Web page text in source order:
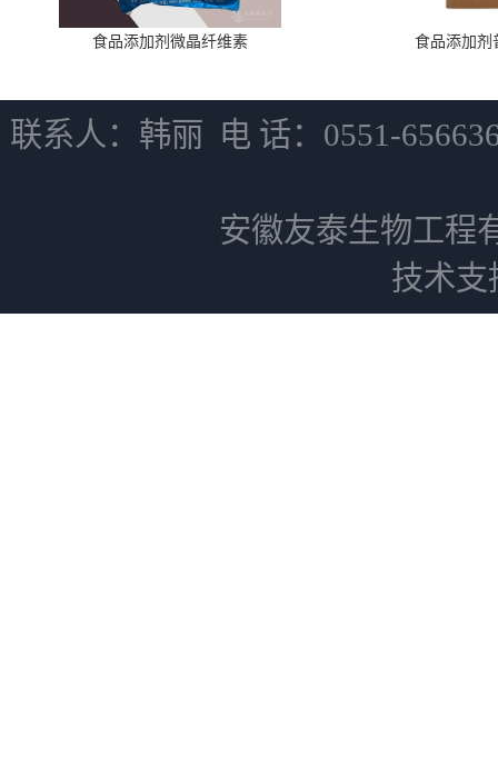
食品添加剂微晶纤维素 食品添加剂
联系人：韩丽 电 话：0551-
安徽友泰生物工程
技术